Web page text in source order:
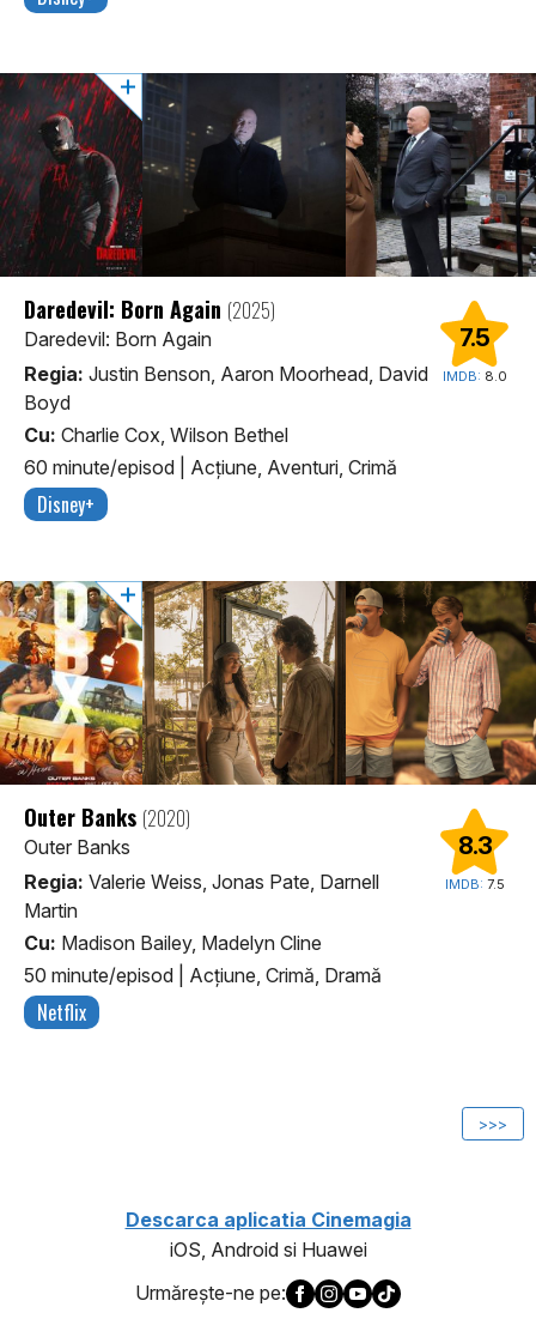
7.5
IMDB: 8.0
Daredevil: Born Again (2025)
Daredevil: Born Again
Regia: Justin Benson, Aaron Moorhead, David
Boyd
Cu: Charlie Cox, Wilson Bethel
60 minute/episod
Acţiune, Aventuri, Crimă
Disney+
8.3
IMDB: 7.5
Outer Banks (2020)
Outer Banks
Regia: Valerie Weiss, Jonas Pate, Darnell
Martin
Cu: Madison Bailey, Madelyn Cline
50 minute/episod
Acţiune, Crimă, Dramă
Netflix
>>>
Descarca aplicatia Cinemagia
iOS, Android si Huawei
Urmăreşte-ne pe: